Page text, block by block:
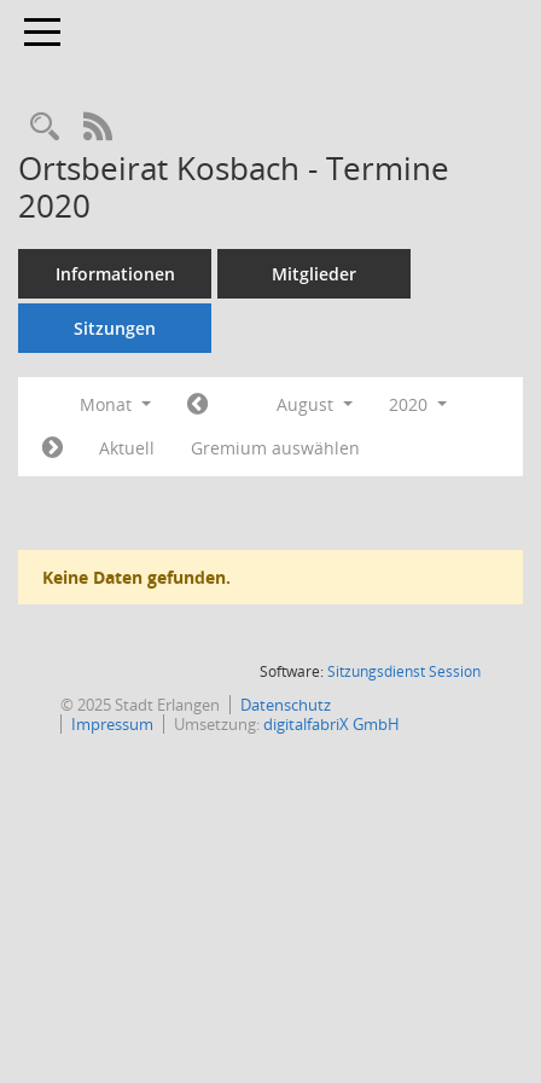
Toggle navigation
Rechercheauswahl
RSS-Feed
Ortsbeirat Kosbach - Termine
2020
Informationen Mitglieder
Sitzungen
Monat August
2020
Aktuell
Gremium auswählen
Keine Daten gefunden.
Software:SitzungsdienstSession(Wird in
© 2025 Stadt Erlangen
Datenschutz
Impressum
Umsetzung:digitalfabriX GmbH